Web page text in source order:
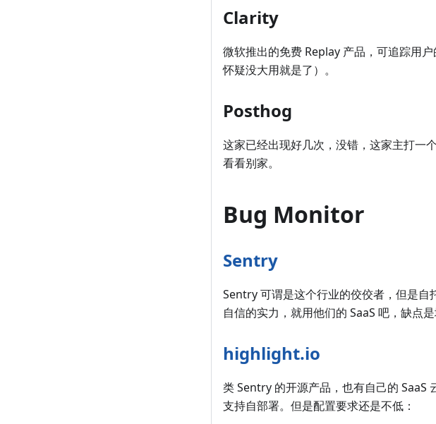
Clarity
微软推出的免费 Replay 产品，可追踪用
怀疑没大用就是了）。
Posthog
这家已经出现好几次，没错，这家主打一
看看别家。
Bug Monitor
Sentry
Sentry 可谓是这个行业的佼佼者，但是自
自信的实力，就用他们的 SaaS 吧，缺点
highlight.io
类 Sentry 的开源产品，也有自己的 SaaS
支持自部署。但是配置要求还是不低：